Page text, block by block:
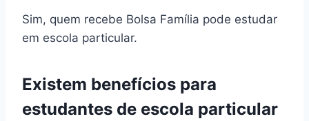
Sim, quem recebe Bolsa Família pode estudar
em escola particular.
Existem benefícios para
estudantes de escola particular